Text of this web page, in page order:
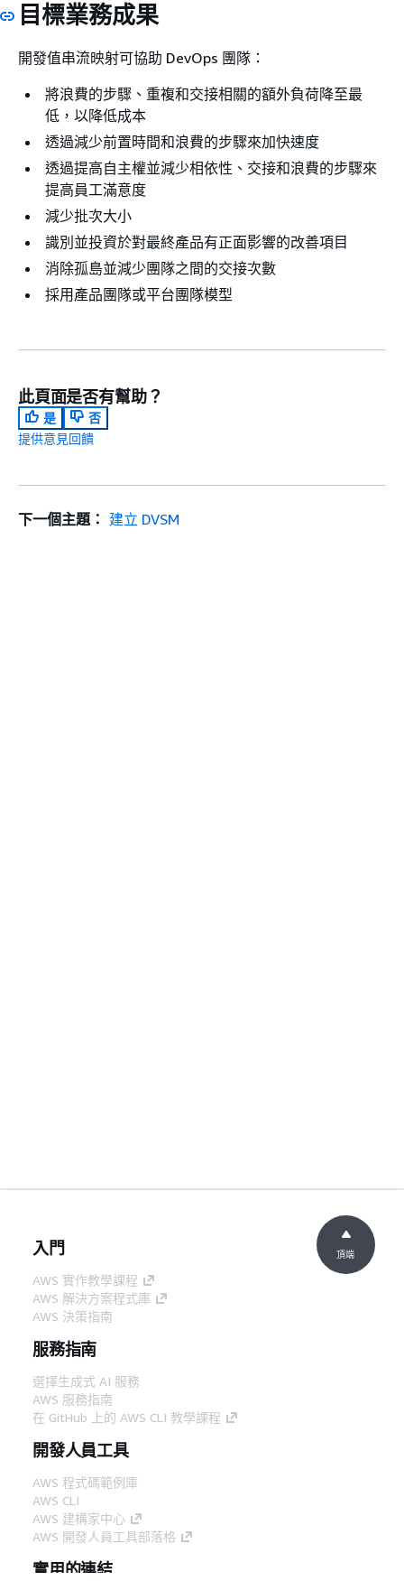
目標業務成果
開發值串流映射可協助 DevOps 團隊：
將浪費的步驟、重複和交接相關的額外負荷降至最
低，以降低成本
透過減少前置時間和浪費的步驟來加快速度
透過提高自主權並減少相依性、交接和浪費的步驟來
提高員工滿意度
減少批次大小
識別並投資於對最終產品有正面影響的改善項目
消除孤島並減少團隊之間的交接次數
採用產品團隊或平台團隊模型
此頁面是否有幫助？
是
否
提供意見回饋
下一個主題： 建立 DVSM
入門
AWS 實作教學課程
AWS 解決方案程式庫
AWS 決策指南
服務指南
選擇生成式 AI 服務
AWS 服務指南
在 GitHub 上的 AWS CLI 教學課程
開發人員工具
AWS 程式碼範例庫
AWS CLI
AWS 建構家中心
AWS 開發人員工具部落格
實用的連結
頂端